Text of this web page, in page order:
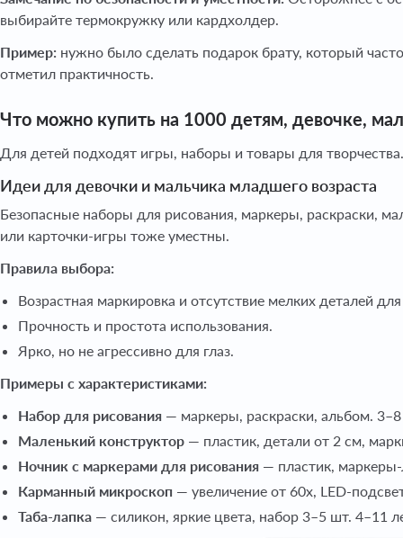
выбирайте термокружку или кардхолдер.
Пример: нужно было сделать подарок брату, который
отметил практичность.
Что можно купить на 1000 детям, девочке,
Для детей подходят игры, наборы и товары для
Идеи для девочки и мальчика младшего возраста
Безопасные наборы для рисования, маркеры, раскраски,
или карточки-игры тоже уместны.
Правила выбора:
Возрастная маркировка и отсутствие мелких деталей
Прочность и простота использования.
Ярко, но не агрессивно для глаз.
Примеры с характеристиками:
Набор для рисования — маркеры, раскраски, альбом. 3–8
Маленький конструктор — пластик, детали от 2 см,
Ночник с маркерами для рисования — пластик,
Карманный микроскоп — увеличение от 60x, LED-
Таба-лапка — силикон, яркие цвета, набор 3–5 шт. 4–11